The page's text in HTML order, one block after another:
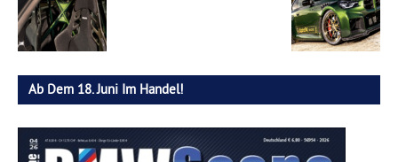
Ab Dem 18. Juni Im Handel!